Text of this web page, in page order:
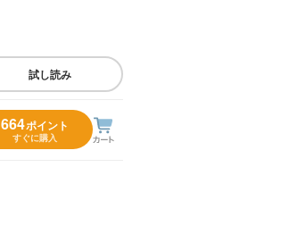
試し読み
664ポイント
すぐに購入